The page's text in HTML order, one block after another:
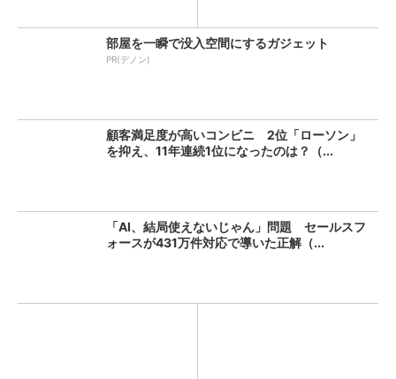
部屋を一瞬で没入空間にするガジェット
PR(デノン)
顧客満足度が高いコンビニ 2位「ローソン」
を抑え、11年連続1位になったのは？（...
「AI、結局使えないじゃん」問題 セールスフ
ォースが431万件対応で導いた正解（...